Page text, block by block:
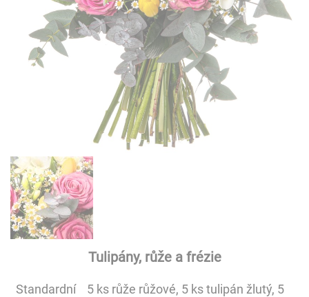
Tulipány, růže a frézie
Standardní
5 ks růže růžové, 5 ks tulipán žlutý, 5